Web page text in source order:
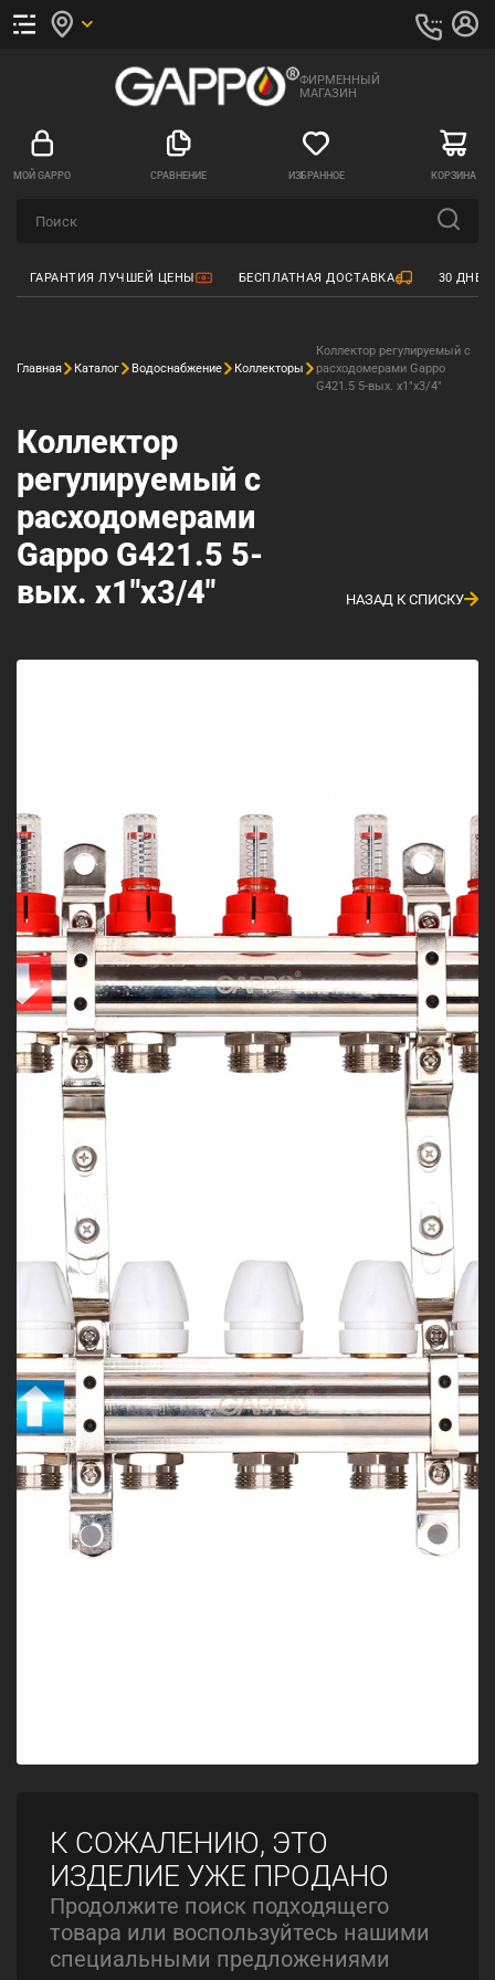
ФИРМЕННЫЙ
МАГАЗИН
МОЙ GAPPO СРАВНЕНИЕ ИЗБРАННОЕ КОРЗИНА
ГАРАНТИЯ ЛУЧШЕЙ ЦЕНЫ БЕСПЛАТНАЯ ДОСТАВКА 30
Главная Каталог Водоснабжение Коллекторы
Коллектор регулируемый с
расходомерами Gappo
G421.5 5-вых. x1"x3/4"
Коллектор
регулируемый с
расходомерами
Gappo G421.5 5-
вых. x1"x3/4"
НАЗАД К СПИСКУ
К СОЖАЛЕНИЮ, ЭТО
ИЗДЕЛИЕ УЖЕ ПРОДАНО
Продолжите поиск подходящего
товара или воспользуйтесь нашими
специальными предложениями